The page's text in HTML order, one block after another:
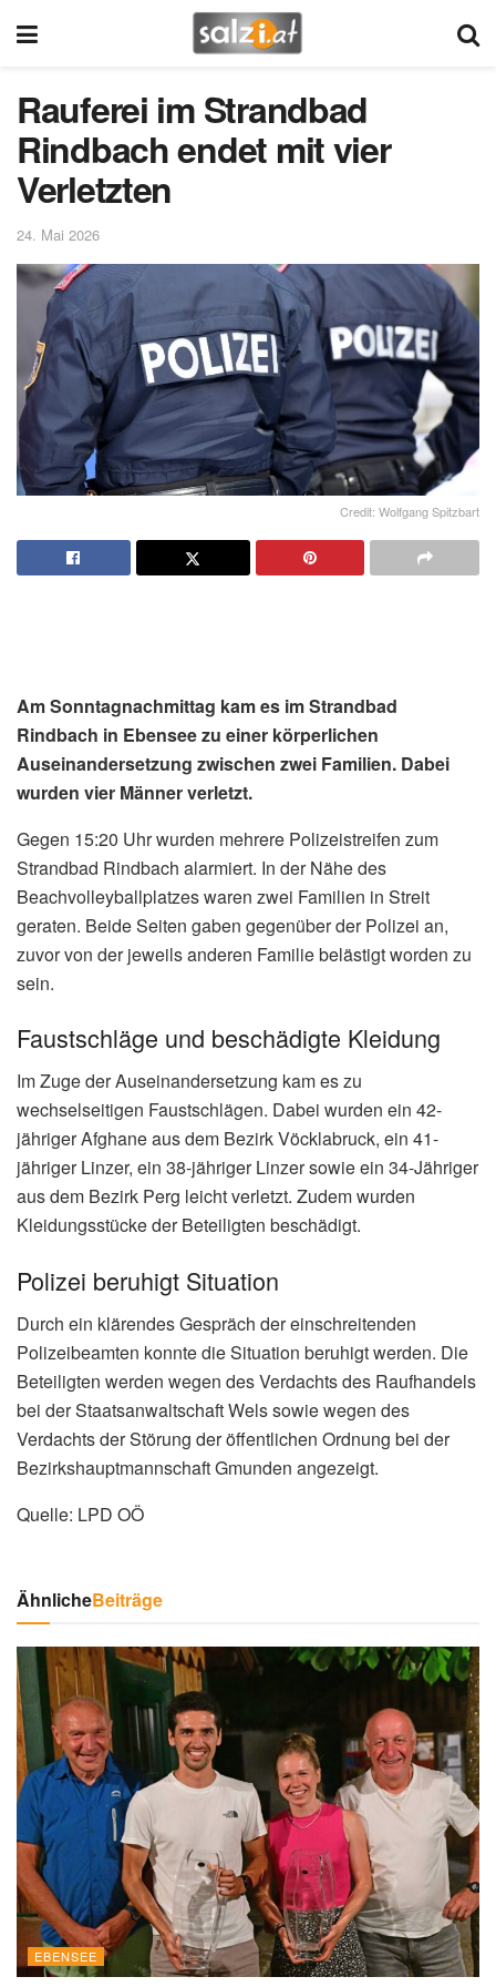
Rauferei im Strandbad
Rindbach endet mit vier
Verletzten
24. Mai 2026
Credit: Wolfgang Spitzbart
Am Sonntagnachmittag kam es im Strandbad
Rindbach in Ebensee zu einer körperlichen
Auseinandersetzung zwischen zwei Familien. Dabei
wurden vier Männer verletzt.
Gegen 15:20 Uhr wurden mehrere Polizeistreifen zum
Strandbad Rindbach alarmiert. In der Nähe des
Beachvolleyballplatzes waren zwei Familien in Streit
geraten. Beide Seiten gaben gegenüber der Polizei an,
zuvor von der jeweils anderen Familie belästigt worden zu
sein.
Faustschläge und beschädigte Kleidung
Im Zuge der Auseinandersetzung kam es zu
wechselseitigen Faustschlägen. Dabei wurden ein 42-
jähriger Afghane aus dem Bezirk Vöcklabruck, ein 41-
jähriger Linzer, ein 38-jähriger Linzer sowie ein 34-Jähriger
aus dem Bezirk Perg leicht verletzt. Zudem wurden
Kleidungsstücke der Beteiligten beschädigt.
Polizei beruhigt Situation
Durch ein klärendes Gespräch der einschreitenden
Polizeibeamten konnte die Situation beruhigt werden. Die
Beteiligten werden wegen des Verdachts des Raufhandels
bei der Staatsanwaltschaft Wels sowie wegen des
Verdachts der Störung der öffentlichen Ordnung bei der
Bezirkshauptmannschaft Gmunden angezeigt.
Quelle: LPD OÖ
ÄhnlicheBeiträge
EBENSEE